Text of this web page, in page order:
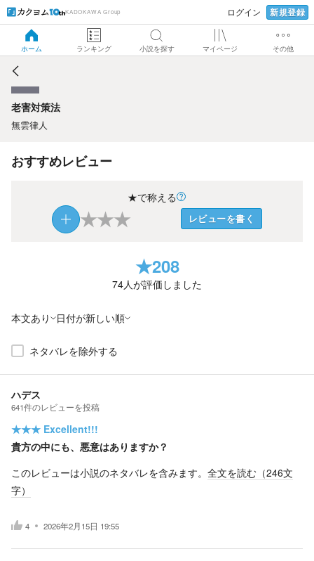
KADOKAWA Group ログイン 新規登録
ホーム ランキング 小説を探す マイページ その他
老害対策法
老害対策法
無雲律人
おすすめレビュー
★で称える
★★★ レビューを書く
★208
74人が評価しました
本文あり 日付が新しい順
ネタバレを除外する
ハデス
641件のレビューを投稿
★★★ Excellent!!!
貴方の中にも、悪意はありますか？
このレビューは小説のネタバレを含みます。 全文を読む（246文
字）
4 2026年2月15日 19:55